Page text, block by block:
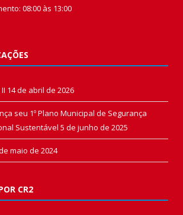
08:00 às 13:00
14 de abril de 2026
seu 1º Plano Municipal de Segurança
Sustentável 5 de junho de 2025
maio de 2024
CR2